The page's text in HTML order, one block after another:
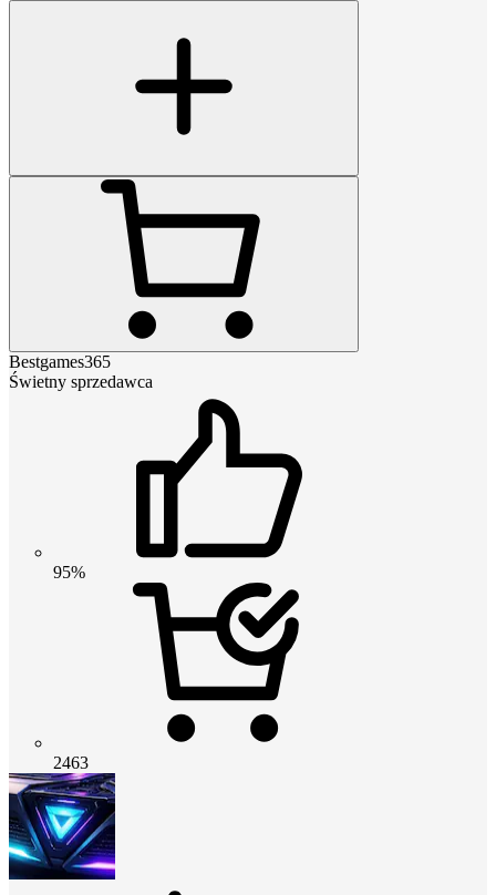
Bestgames365
Świetny sprzedawca
95%
2463